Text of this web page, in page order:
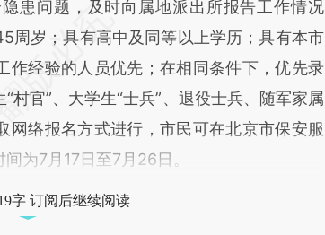
患问题，及时向属地派出所报告工作情况
周岁；具有高中及同等以上学历；具有本市
作经验的人员优先；在相同条件下，优先录
村官”、大学生“士兵”、退役士兵、随军家属
网络报名方式进行，市民可在北京市保安服
为7月17日至7月26日。
字 订阅后继续阅读